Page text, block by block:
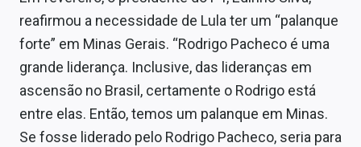
reafirmou a necessidade de Lula ter um “palanque
forte” em Minas Gerais. “Rodrigo Pacheco é uma
grande liderança. Inclusive, das lideranças em
ascensão no Brasil, certamente o Rodrigo está
entre elas. Então, temos um palanque em Minas.
Se fosse liderado pelo Rodrigo Pacheco, seria para